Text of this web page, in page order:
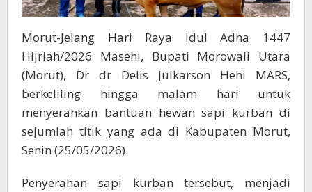
Morut-Jelang Hari Raya Idul Adha 1447
Hijriah/2026 Masehi, Bupati Morowali Utara
(Morut), Dr dr Delis Julkarson Hehi MARS,
berkeliling hingga malam hari untuk
menyerahkan bantuan hewan sapi kurban di
sejumlah titik yang ada di Kabupaten Morut,
Senin (25/05/2026).
Penyerahan sapi kurban tersebut, menjadi